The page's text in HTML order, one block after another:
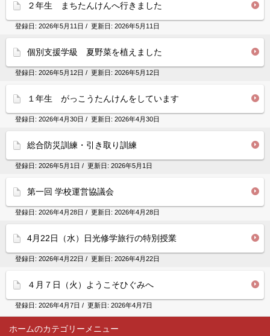
ホーム
２年生 まちたんけんへ行きました
登録日: 2026年5月11日 / 更新日: 2026年5月11日
個別支援学級 夏野菜を植えました
登録日: 2026年5月12日 / 更新日: 2026年5月12日
１年生 がっこうたんけんをしています
登録日: 2026年4月30日 / 更新日: 2026年4月30日
総合防災訓練・引き取り訓練
登録日: 2026年5月1日 / 更新日: 2026年5月1日
第一回 学校運営協議会
登録日: 2026年4月28日 / 更新日: 2026年4月28日
4月22日（水）日光修学旅行の特別授業
登録日: 2026年4月22日 / 更新日: 2026年4月22日
４月７日（火）ようこそひぐみへ
登録日: 2026年4月7日 / 更新日: 2026年4月7日